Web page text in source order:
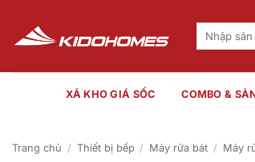
nội
dung
Tìm
XẢ KHO GIÁ SỐC COMBO &
Trang chủ / Thiết bị bếp / Máy rửa bát / Máy